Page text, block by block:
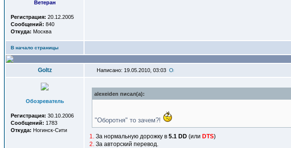
Ветеран
Регистрация: 20.12.2005
Сообщений: 840
Откуда: Москва
В начало страницы
Goltz Написано: 19.05.2010, 03:03
Обозреватель
Регистрация: 30.10.2006
Сообщений: 1783
Откуда: Ногинск-Сити
alexeiden писал(a):
"Оборотня" то зачем?!
1. За нормальную дорожку в 5.1 DD (или DTS)
2. За авторский перевод.